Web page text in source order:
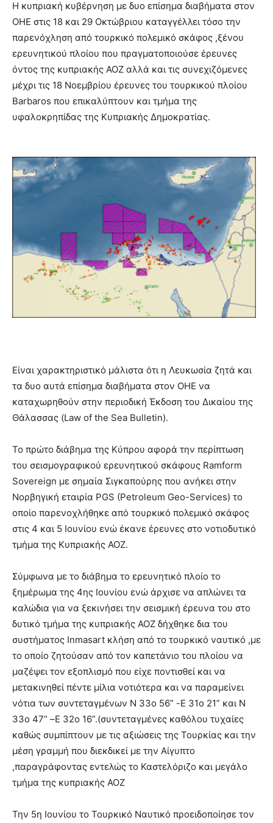
Η κυπριακή κυβέρνηση με δυο επίσημα διαβήματα στον
ΟΗΕ στις 18 και 29 Οκτώβριου καταγγέλλει τόσο την
παρενόχληση από τουρκικό πολεμικό σκάφος ,ξένου
ερευνητικού πλοίου που πραγματοποιούσε έρευνες
όντος της κυπριακής ΑΟΖ αλλά και τις συνεχιζόμενες
μέχρι τις 18 Νοεμβρίου έρευνες του τουρκικού πλοίου
Barbaros που επικαλύπτουν και τμήμα της
υφαλοκρηπίδας της Κυπριακής Δημοκρατίας.
Είναι χαρακτηριστικό μάλιστα ότι η Λευκωσία ζητά και
τα δυο αυτά επίσημα διαβήματα στον ΟΗΕ να
καταχωρηθούν στην περιοδική Έκδοση του Δικαίου της
Θάλασσας (Law of the Sea Bulletin).
Το πρώτο διάβημα της Κύπρου αφορά την περίπτωση
του σεισμογραφικού ερευνητικού σκάφους Ramform
Sovereign με σημαία Σιγκαπούρης που ανήκει στην
Νορβηγική εταιρία PGS (Petroleum Geo-Services) το
οποίο παρενοχλήθηκε από τουρκικό πολεμικό σκάφος
στις 4 και 5 Ιουνίου ενώ έκανε έρευνες στο νοτιοδυτικό
τμήμα της Κυπριακής ΑΟΖ.
Σύμφωνα με το διάβημα το ερευνητικό πλοίο το
ξημέρωμα της 4ης Ιουνίου ενώ άρχισε να απλώνει τα
καλώδια για να ξεκινήσει την σεισμική έρευνα του στο
δυτικό τμήμα της κυπριακής ΑΟΖ δήχθηκε δια του
συστήματος Inmasart κλήση από το τουρκικό ναυτικό ,με
το οποίο ζητούσαν από τον καπετάνιο του πλοίου να
μαζέψει τον εξοπλισμό που είχε ποντισθεί και να
μετακινηθεί πέντε μίλια νοτιότερα και να παραμείνει
νότια των συντεταγμένων Ν 33ο 56” -E 31ο 21” και N
33ο 47” –E 32ο 16”.(συντεταγμένες καθόλου τυχαίες
καθώς συμπίπτουν με τις αξιώσεις της Τουρκίας και την
μέση γραμμή που διεκδικεί με την Αίγυπτο
,παραγράφοντας εντελώς το Καστελόριζο και μεγάλο
τμήμα της κυπριακής ΑΟΖ
Την 5η Ιουνίου το Τουρκικό Ναυτικό προειδοποίησε τον